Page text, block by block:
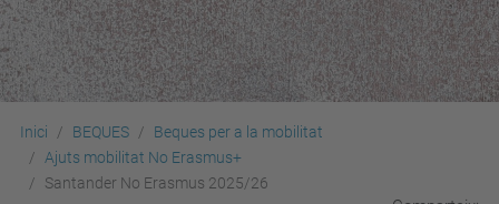
Inici BEQUES
Beques per a la mobilitat
Ajuts mobilitat No Erasmus+
Santander No Erasmus 2025/26